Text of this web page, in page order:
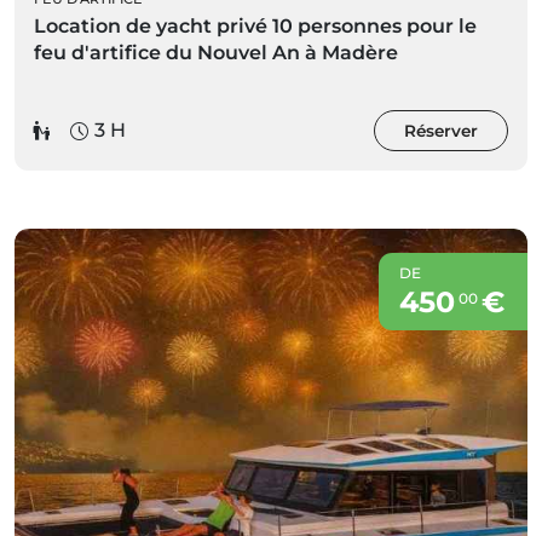
Location de yacht privé 10 personnes pour le
feu d'artifice du Nouvel An à Madère
3 H Réserver
DE
450 00€